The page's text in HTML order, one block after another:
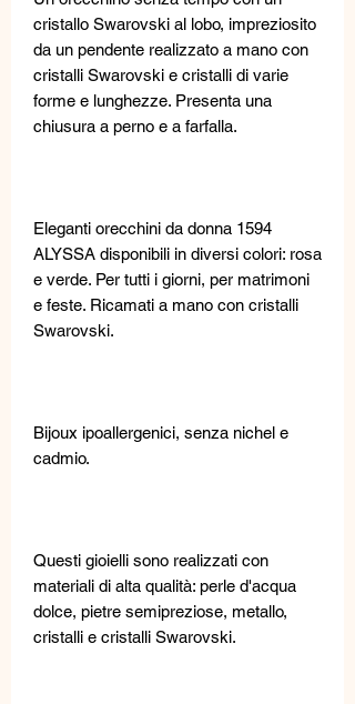
cristallo Swarovski al lobo, impreziosito
da un pendente realizzato a mano con
cristalli Swarovski e cristalli di varie
forme e lunghezze. Presenta una
chiusura a perno e a farfalla.
Eleganti orecchini da donna 1594
ALYSSA disponibili in diversi colori: rosa
e verde. Per tutti i giorni, per matrimoni
e feste. Ricamati a mano con cristalli
Swarovski.
Bijoux ipoallergenici, senza nichel e
cadmio.
Questi gioielli sono realizzati con
materiali di alta qualità: perle d'acqua
dolce, pietre semipreziose, metallo,
cristalli e cristalli Swarovski.